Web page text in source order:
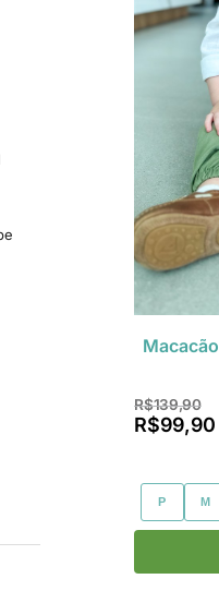
R$139,90
R$99,90
P M